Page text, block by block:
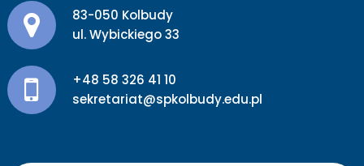
Adres pocztowy:
83-050 Kolbudy
ul. Wybickiego 33
+48 58 326 41 10
sekretariat@spkolbudy.edu.pl